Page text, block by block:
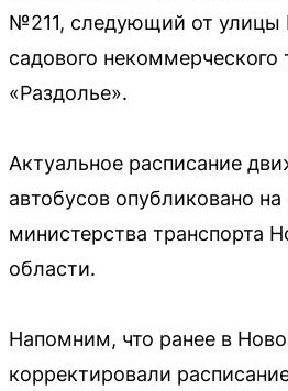
№211, следующий от улицы
садового некоммерческого
«Раздолье».
Актуальное расписание
автобусов опубликовано
министерства транспорта
области.
Напомним, что ранее в
корректировали